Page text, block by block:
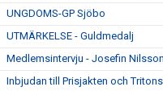
UNGDOMS-GP Sjöbo
UTMÄRKELSE - Guldmedalj
Medlemsintervju - Josefin Nilsson
Inbjudan till Prisjakten och